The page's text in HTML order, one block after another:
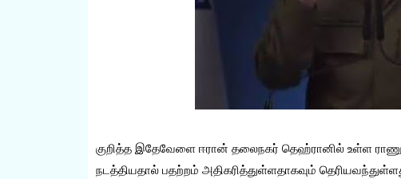
குறித்த இதேவேளை ஈரான் தலைநகர் தெஹ்ரானில் உள்ள
நடத்தியதால் பதற்றம் அதிகரித்துள்ளதாகவும்